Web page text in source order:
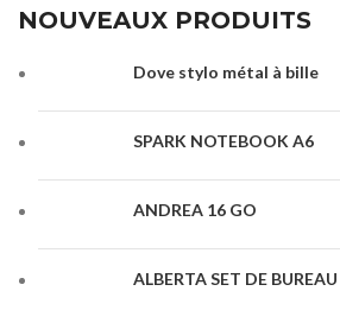
NOUVEAUX PRODUITS
Dove stylo métal à bille
SPARK NOTEBOOK A6
ANDREA 16 GO
ALBERTA SET DE BUREAU